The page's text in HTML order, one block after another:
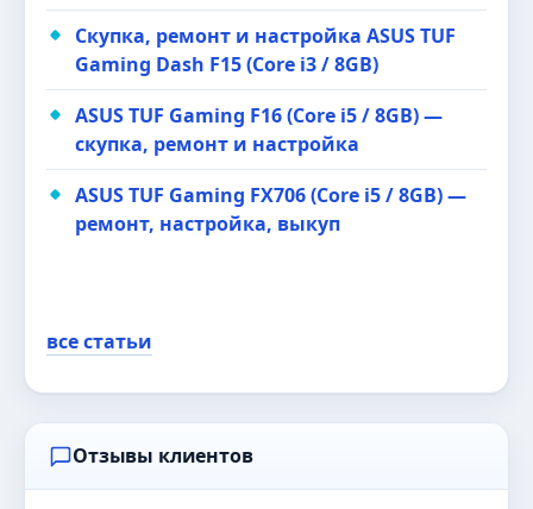
Скупка, ремонт и настройка ASUS TUF
Gaming Dash F15 (Core i3 / 8GB)
ASUS TUF Gaming F16 (Core i5 / 8GB) —
скупка, ремонт и настройка
ASUS TUF Gaming FX706 (Core i5 / 8GB) —
ремонт, настройка, выкуп
все статьи
Отзывы клиентов